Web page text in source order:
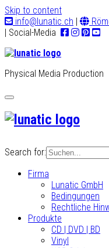
Skip to content
info@lunatic.ch |
| Social-Media
Physical Media Production
Toggle
navigation
Search for:
Firma
Lunatic GmbH
Bedingungen
Rechtliche
Produkte
CD | DVD | BD
Vinyl